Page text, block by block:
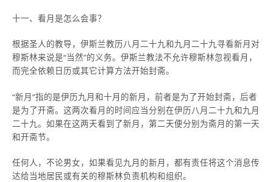
十一、看月是怎么会事？
根据圣人的教导，伊斯兰教历八月二十九和九月二十九寻看新月对
穆斯林来说是“当然”的义务。伊斯兰教法不允许穆斯林忽视看月，
而完全依赖日历或其它计算方法开始封斋。
“新月”指的是伊历九月和十月的新月，前者是为了开始封斋，后者
是为了开斋。这两次看月的时间应当分别在伊历八月二十九和九月
二十九。如果在这两天看到了新月，第二天便分别为斋月的第一天
和开斋节。
任何人，不论男女，如果看见九月的新月，都有责任将这个消息传
达给当地居民或有关的穆斯林负责机构和组织。